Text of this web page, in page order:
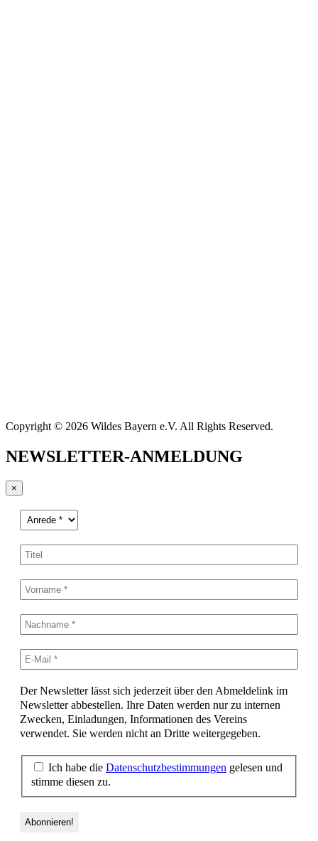
Copyright © 2026 Wildes Bayern e.V. All Rights Reserved.
NEWSLETTER-ANMELDUNG
×
Der Newsletter lässt sich jederzeit über den Abmeldelink im
Newsletter abbestellen. Ihre Daten werden nur zu internen
Zwecken, Einladungen, Informationen des Vereins
verwendet. Sie werden nicht an Dritte weitergegeben.
Ich habe die Datenschutzbestimmungen gelesen und
stimme diesen zu.